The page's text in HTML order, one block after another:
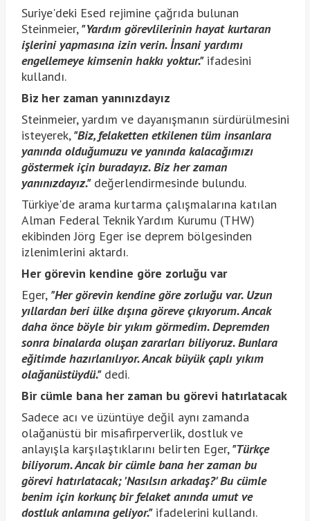
Suriye'deki Esed rejimine çağrıda bulunan
Steinmeier,"Yardım görevlilerinin hayat kurtaran
işlerini yapmasına izin verin. İnsani yardımı
engellemeye kimsenin hakkı yoktur."ifadesini
kullandı.
Biz her zaman yanınızdayız
Steinmeier, yardım ve dayanışmanın sürdürülmesini
isteyerek,"Biz, felaketten etkilenen tüm insanlara
yanında olduğumuzu ve yanında kalacağımızı
göstermek için buradayız. Biz her zaman
yanınızdayız."değerlendirmesinde bulundu.
Türkiye'de arama kurtarma çalışmalarına katılan
Alman Federal Teknik Yardım Kurumu (THW)
ekibinden Jörg Eger ise deprem bölgesinden
izlenimlerini aktardı.
Her görevin kendine göre zorluğu var
Eger, "Her görevin kendine göre zorluğu var. Uzun
yıllardan beri ülke dışına göreve çıkıyorum. Ancak
daha önce böyle bir yıkım görmedim. Depremden
sonra binalarda oluşan zararları biliyoruz. Bunlara
eğitimde hazırlanılıyor. Ancak büyük çaplı yıkım
olağanüstüydü."dedi.
Bir cümle bana her zaman bu görevi hatırlatacak
Sadece acı ve üzüntüye değil aynı zamanda
olağanüstü bir misafirperverlik, dostluk ve
anlayışla karşılaştıklarını belirten Eger,"Türkçe
biliyorum. Ancak bir cümle bana her zaman bu
görevi hatırlatacak; 'Nasılsın arkadaş?' Bu cümle
benim için korkunç bir felaket anında umut ve
dostluk anlamına geliyor." ifadelerini kullandı.